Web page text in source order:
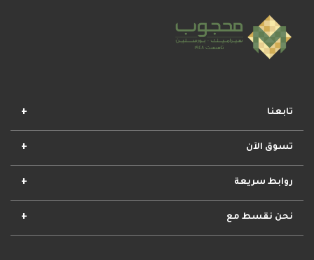
تابعنا
تسوق الآن
افضل المجموعات
روابط سريعة
الأحكام والشروط
نحن نقسط مع